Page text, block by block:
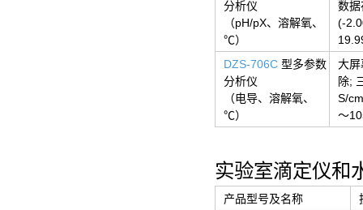
分析仪
（pH/pX、溶解氧、
℃）
数据
(-
DZS-706C 型多参数
分析仪
（电导、溶解氧、
℃）
大屏
除;
S/
～
实验室滴定仪和
产品型号及名称